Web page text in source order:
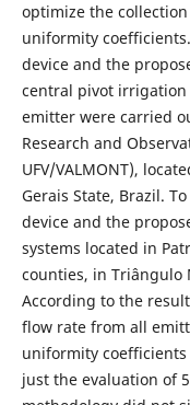
optimize the
uniformity
device and the
central pivot irrigation
emitter were carried
Research and
UFV/VALMONT),
Gerais State, Brazil.
device and the
systems located in
counties, in Triângulo
According to the
flow rate from all
uniformity
just the evaluation of